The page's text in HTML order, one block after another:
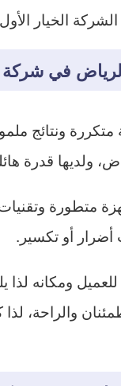
الشركة
في
متكررة
قدرة
متطورة
أو تكسير.
للعميل ومكانه
والراحة،